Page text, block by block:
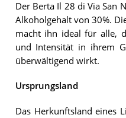
Der Berta Il 28 di Via San
Alkoholgehalt von 30%.
macht ihn ideal für alle,
und Intensität in ihrem
überwältigend wirkt.
Ursprungsland
Das Herkunftsland eines